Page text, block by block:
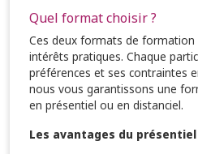
Quel format choisir ?
Ces deux formats de formation
intérêts pratiques. Chaque
préférences et ses contraintes
nous vous garantissons une
en présentiel ou en distanciel.
Les avantages du présentiel